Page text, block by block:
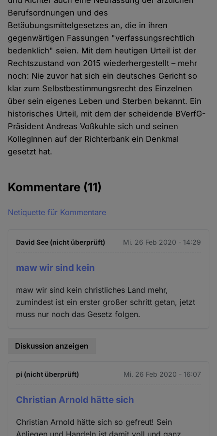
Berufsordnungen und des
Betäubungsmittelgesetzes an, die in ihren
gegenwärtigen Fassungen "verfassungsrechtlich
bedenklich" seien. Mit dem heutigen Urteil ist der
Rechtszustand von 2015 wiederhergestellt – mehr
noch: Nie zuvor hat sich ein deutsches Gericht so
klar zum Selbstbestimmungsrecht des Einzelnen
über sein eigenes Leben und Sterben bekannt. Ein
historisches Urteil, mit dem der scheidende BVerfG-
Präsident Andreas Voßkuhle sich und seinen
KollegInnen auf der Richterbank ein Denkmal
gesetzt hat.
Kommentare (11)
Netiquette für Kommentare
David See (nicht überprüft) Mi. 26 Feb 2020 - 14:29
maw wir sind kein
maw wir sind kein christliches Land mehr,
zumindest ist ein erster großer schritt getan, jetzt
muss nur noch das Gesetz folgen.
Diskussion anzeigen
pi (nicht überprüft) Mi. 26 Feb 2020 - 16:07
Christian Arnold hätte sich
Christian Arnold hätte sich so gefreut! Sein